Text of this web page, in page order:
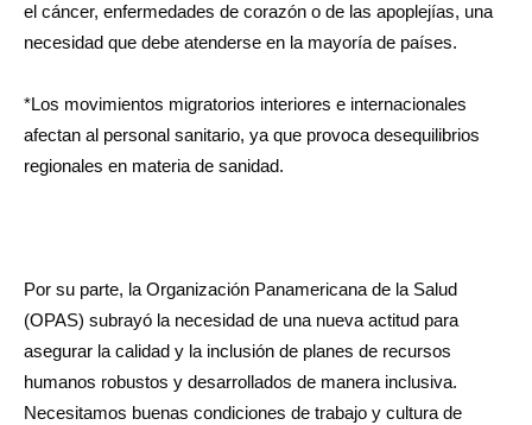
el cáncer, enfermedades de corazón o de las apoplejías, una
necesidad que debe atenderse en la mayoría de países.
*Los movimientos migratorios interiores e internacionales
afectan al personal sanitario, ya que provoca desequilibrios
regionales en materia de sanidad.
Por su parte, la Organización Panamericana de la Salud
(OPAS) subrayó la necesidad de una nueva actitud para
asegurar la calidad y la inclusión de planes de recursos
humanos robustos y desarrollados de manera inclusiva.
Necesitamos buenas condiciones de trabajo y cultura de